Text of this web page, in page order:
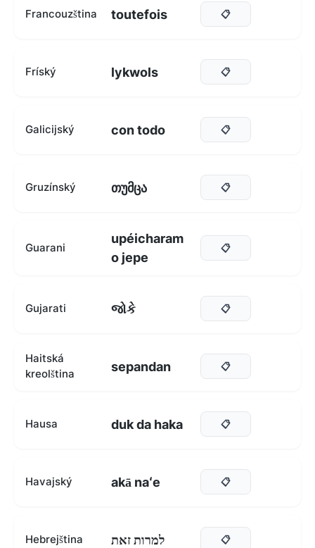
Francouzština toutefois 📋
Fríský lykwols 📋
Galicijský con todo 📋
Gruzínský თუმცა 📋
Guarani
upéicharam
o jepe
📋
Gujarati જોકે 📋
Haitská
kreolština
sepandan 📋
Hausa duk da haka 📋
Havajský akā naʻe 📋
Hebrejština למרות זאת 📋